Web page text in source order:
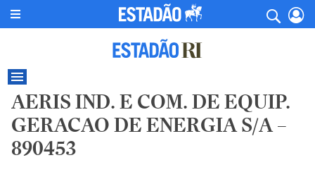
AERIS IND. E COM. DE EQUIP.
GERACAO DE ENERGIA S/A –
890453